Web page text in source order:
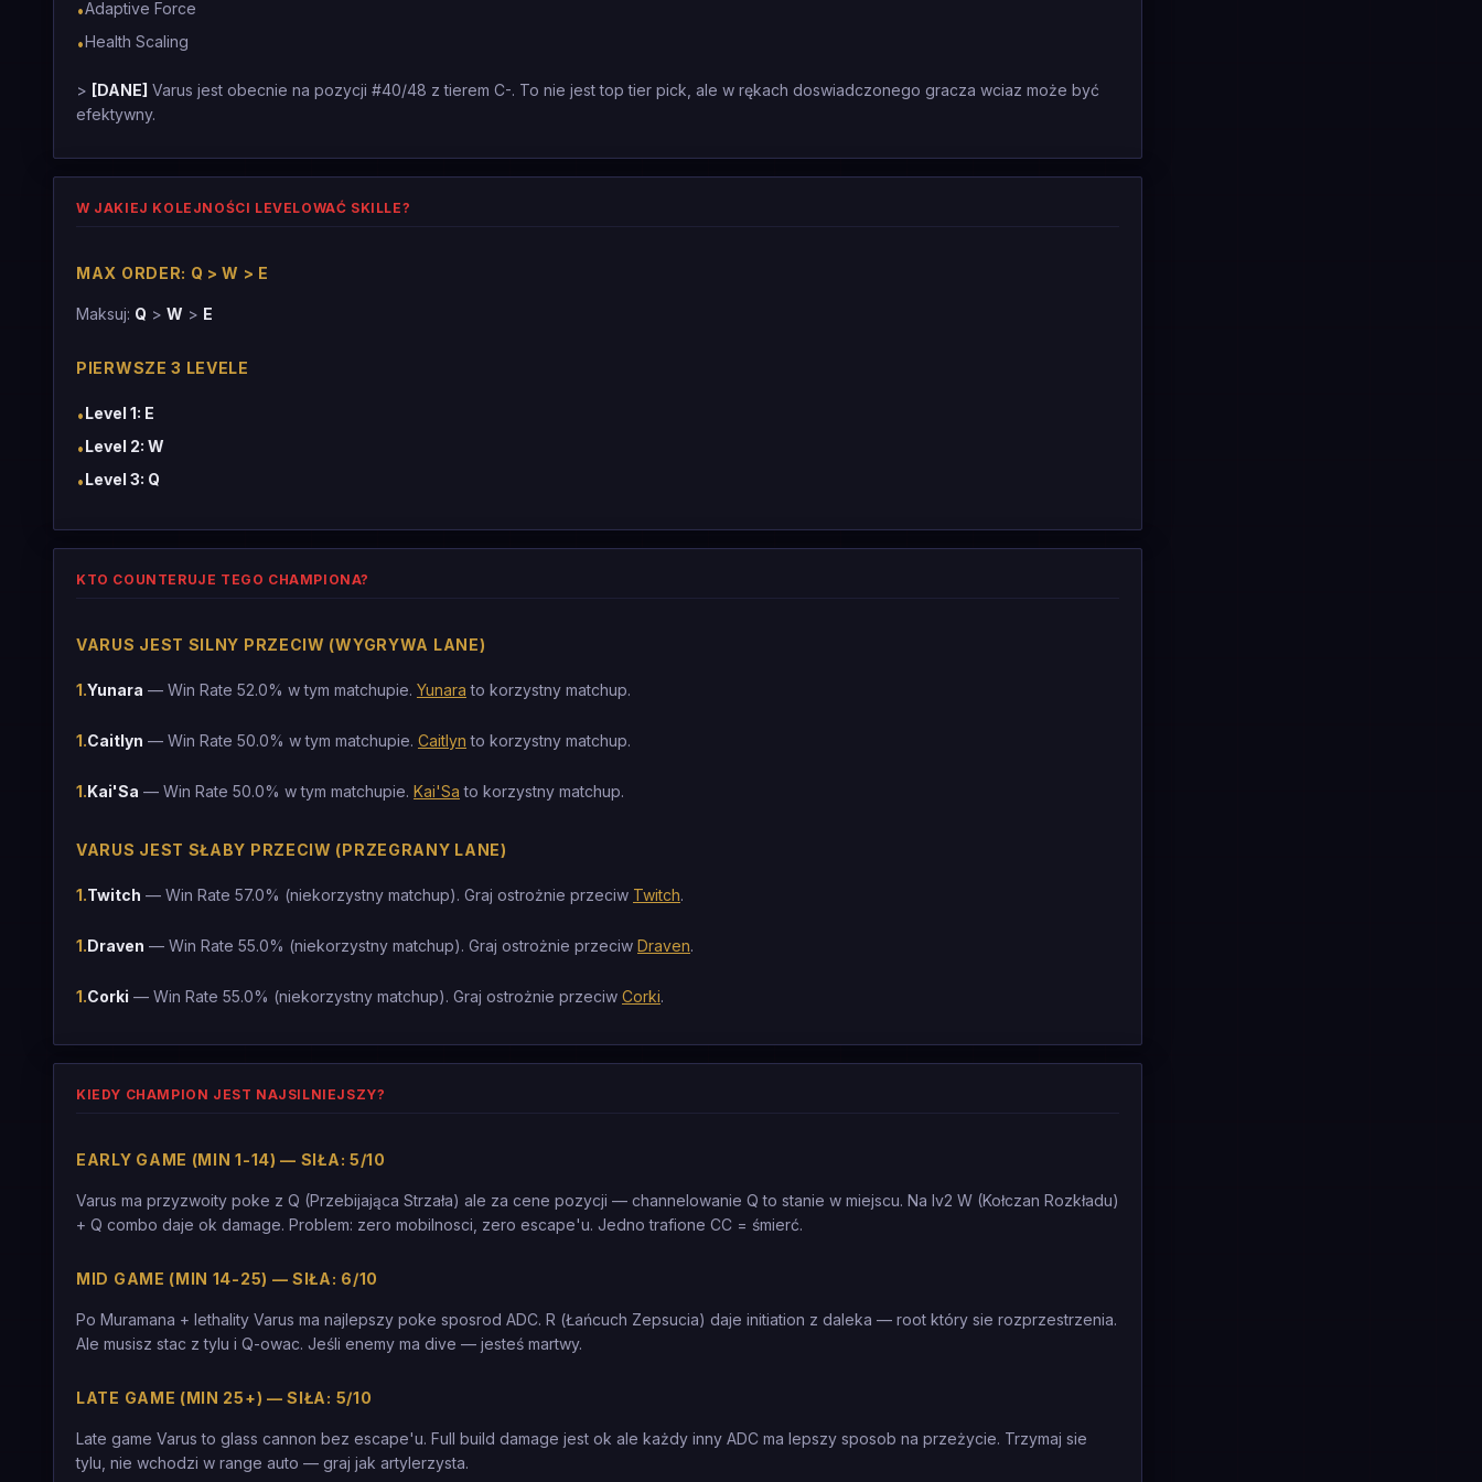
•Adaptive Force
•Health Scaling
> [DANE] Varus jest obecnie na pozycji #40/48 z tierem C-. To nie jest top tier pick, ale w rękach doswiadczonego gracza wciaz może być
efektywny.
W JAKIEJ KOLEJNOŚCI LEVELOWAĆ SKILLE?
MAX ORDER: Q > W > E
Maksuj: Q > W > E
PIERWSZE 3 LEVELE
•Level 1: E
•Level 2: W
•Level 3: Q
KTO COUNTERUJE TEGO CHAMPIONA?
VARUS JEST SILNY PRZECIW (WYGRYWA LANE)
1.Yunara — Win Rate 52.0% w tym matchupie. Yunara to korzystny matchup.
1.Caitlyn — Win Rate 50.0% w tym matchupie. Caitlyn to korzystny matchup.
1.Kai'Sa — Win Rate 50.0% w tym matchupie. Kai'Sa to korzystny matchup.
VARUS JEST SŁABY PRZECIW (PRZEGRANY LANE)
1.Twitch — Win Rate 57.0% (niekorzystny matchup). Graj ostrożnie przeciw Twitch.
1.Draven — Win Rate 55.0% (niekorzystny matchup). Graj ostrożnie przeciw Draven.
1.Corki — Win Rate 55.0% (niekorzystny matchup). Graj ostrożnie przeciw Corki.
KIEDY CHAMPION JEST NAJSILNIEJSZY?
EARLY GAME (MIN 1-14) — SIŁA: 5/10
Varus ma przyzwoity poke z Q (Przebijająca Strzała) ale za cene pozycji — channelowanie Q to stanie w miejscu. Na lv2 W (Kołczan Rozkładu)
+ Q combo daje ok damage. Problem: zero mobilnosci, zero escape'u. Jedno trafione CC = śmierć.
MID GAME (MIN 14-25) — SIŁA: 6/10
Po Muramana + lethality Varus ma najlepszy poke sposrod ADC. R (Łańcuch Zepsucia) daje initiation z daleka — root który sie rozprzestrzenia.
Ale musisz stac z tylu i Q-owac. Jeśli enemy ma dive — jesteś martwy.
LATE GAME (MIN 25+) — SIŁA: 5/10
Late game Varus to glass cannon bez escape'u. Full build damage jest ok ale każdy inny ADC ma lepszy sposob na przeżycie. Trzymaj sie
tylu, nie wchodzi w range auto — graj jak artylerzysta.